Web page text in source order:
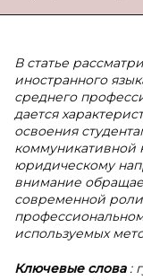
В статье
иностранного
среднего
дается
освоения
коммуникативной
юридическому
внимание
современной
используемых
Ключевые слова :